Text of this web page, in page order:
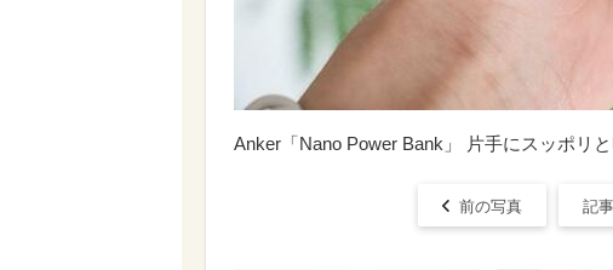
Anker「Nano Power Bank」 片手にスッポリ
前の写真 記